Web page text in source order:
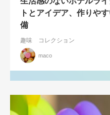
トとアイデア、作りや
備
趣味 コレクション
maco